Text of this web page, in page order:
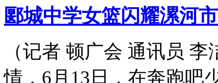
郾城中学女篮闪耀漯河
（记者 顿广会 通讯员
情，6月13日，在奔跑吧